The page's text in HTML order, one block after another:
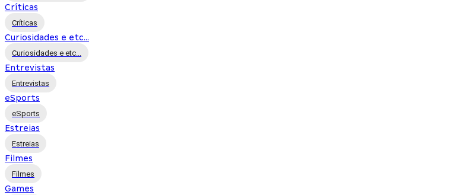
Críticas
Críticas
Curiosidades e etc...
Curiosidades e etc...
Entrevistas
Entrevistas
eSports
eSports
Estreias
Estreias
Filmes
Filmes
Games